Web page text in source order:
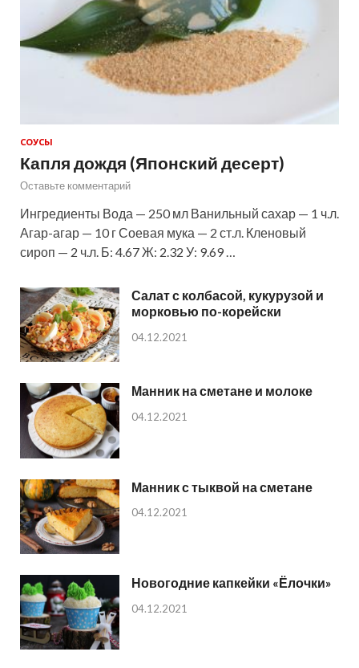
СОУСЫ
Капля дождя (Японский десерт)
Оставьте комментарий
Ингредиенты Вода — 250 мл Ванильный сахар — 1 ч.л.
Агар-агар — 10 г Соевая мука — 2 ст.л. Кленовый
сироп — 2 ч.л. Б: 4.67 Ж: 2.32 У: 9.69 …
Салат с колбасой, кукурузой и
морковью по-корейски
04.12.2021
Манник на сметане и молоке
04.12.2021
Манник с тыквой на сметане
04.12.2021
Новогодние капкейки «Ёлочки»
04.12.2021